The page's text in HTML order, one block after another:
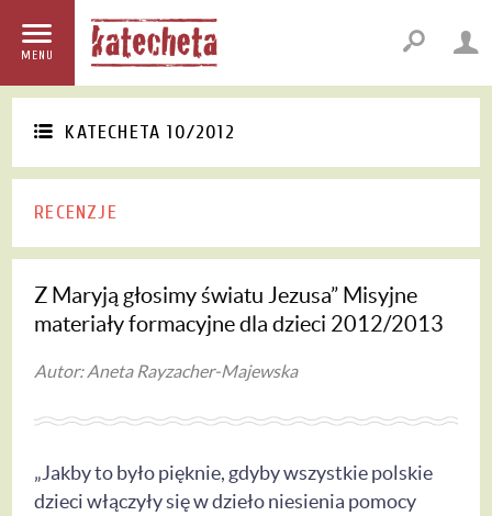
MENU
KATECHETA 10/2012
RECENZJE
Z Maryją głosimy światu Jezusa” Misyjne
materiały formacyjne dla dzieci 2012/2013
Autor: Aneta Rayzacher-Majewska
„Jakby to było pięknie, gdyby wszystkie polskie
dzieci włączyły się w dzieło niesienia pomocy